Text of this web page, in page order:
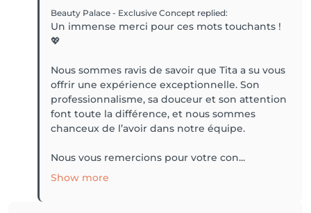
Beauty Palace - Exclusive Concept replied:
Un immense merci pour ces mots touchants !
💖
Nous sommes ravis de savoir que Tita a su vous
offrir une expérience exceptionnelle. Son
professionnalisme, sa douceur et son attention
font toute la différence, et nous sommes
chanceux de l’avoir dans notre équipe.
Nous vous remercions pour votre con...
Show more